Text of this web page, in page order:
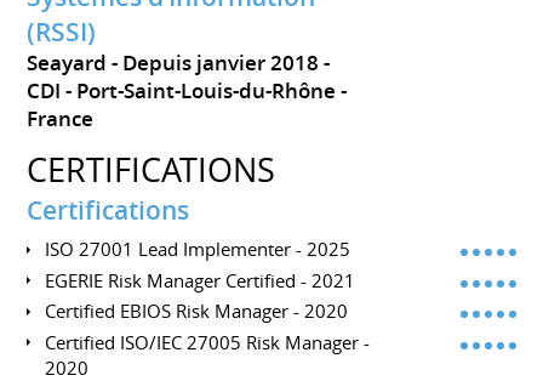
(RSSI)
Seayard
Depuis janvier 2018
CDI
Port-Saint-Louis-du-Rhône
France
CERTIFICATIONS
Certifications
ISO 27001 Lead Implementer - 2025
EGERIE Risk Manager Certified - 2021
Certified EBIOS Risk Manager - 2020
Certified ISO/IEC 27005 Risk Manager -
2020